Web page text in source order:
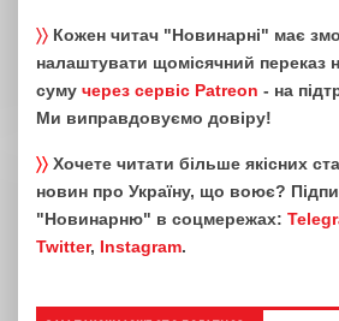
〉〉 Кожен читач "Новинарні" має
налаштувати щомісячний переказ
суму через сервіс Patreon - на
Ми виправдовуємо довіру!
〉〉 Хочете читати більше якісних
новин про Україну, що воює?
"Новинарню" в соцмережах:
Twitter, Instagram.